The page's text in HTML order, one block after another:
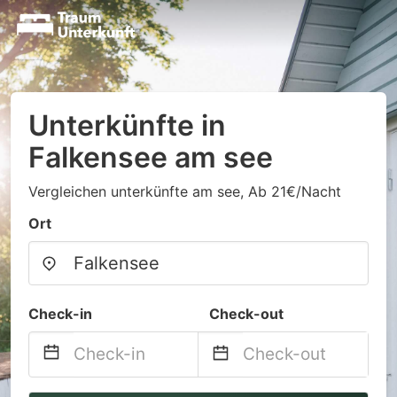
Unterkünfte in
Falkensee am see
Vergleichen unterkünfte am see, Ab 21€/Nacht
Ort
Check-in Check-out
Navigate
Navigate